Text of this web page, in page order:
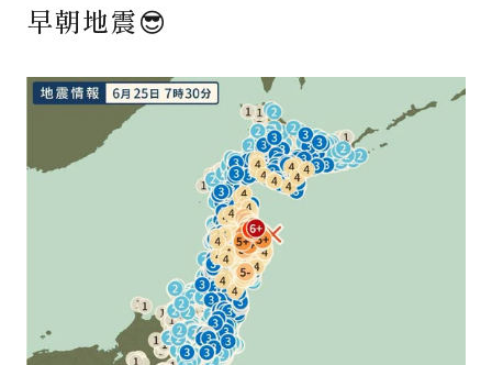
映像庫
著書
Godo AIAとは
特定商取引法に基づく表記
早朝地震😎